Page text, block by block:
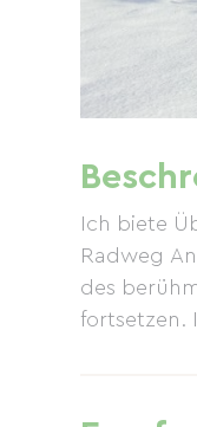
Ich biete
Radweg
des
fortsetzen.